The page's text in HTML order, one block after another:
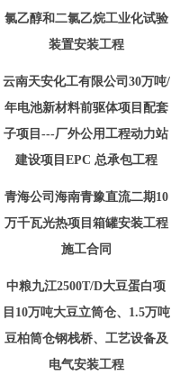
氯乙醇和二氯乙烷工业化试验
装置安装工程
云南天安化工有限公司 30万吨/
年电池新材料前驱体项目配套
子项目---厂外公用工程动力站
建设项目EPC 总承包工程
青海公司海南青豫直流二期 10
万千瓦光热项目箱罐安装工程
施工合同
中粮九江2500T/D大豆蛋白项
目10万吨大豆立筒仓、1.5万吨
豆柏筒仓钢栈桥、工艺设备及
电气安装工程